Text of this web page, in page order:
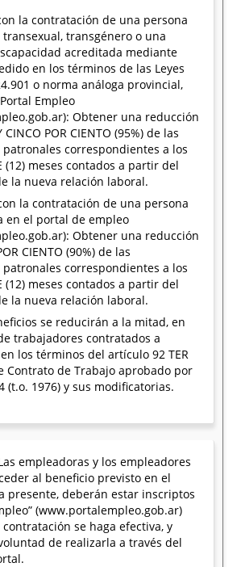
la contratación de una persona
transgénero o una
acreditada mediante
en los términos de las Leyes
o norma análoga provincial,
Empleo
Obtener una reducción
CINCO POR CIENTO (95%) de las
correspondientes a los
(12) meses contados a partir del
la nueva relación laboral.
la contratación de una persona
en el portal de empleo
Obtener una reducción
CIENTO (90%) de las
correspondientes a los
(12) meses contados a partir del
la nueva relación laboral.
se reducirán a la mitad, en
trabajadores contratados a
los términos del artículo 92 TER
Contrato de Trabajo aprobado por
(t.o. 1976) y sus modificatorias.
Las empleadoras y los empleadores
al beneficio previsto en el
presente, deberán estar inscriptos
(www.portalempleo.gob.ar)
se haga efectiva, y
de realizarla a través del